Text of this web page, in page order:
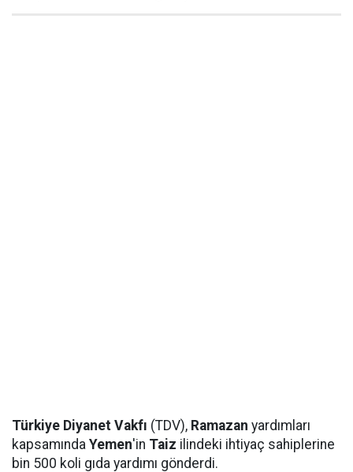
Türkiye Diyanet Vakfı (TDV), Ramazan yardımları
kapsamında Yemen'in Taiz ilindeki ihtiyaç sahiplerine
bin 500 koli gıda yardımı gönderdi.